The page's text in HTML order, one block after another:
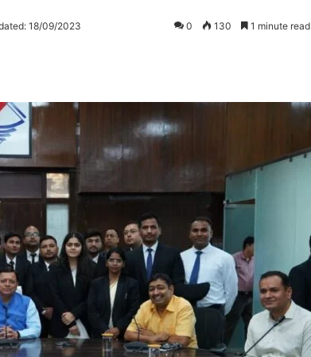
18/09/2023 0 130 1 minute read